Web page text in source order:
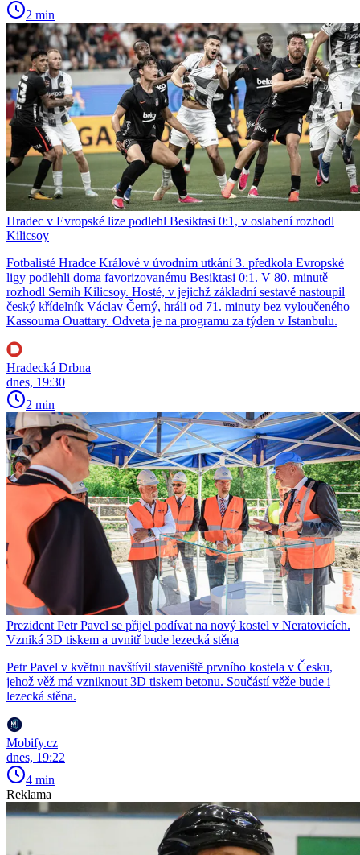
2 min
Hradec v Evropské lize podlehl Besiktasi 0:1, v oslabení rozhodl
Kilicsoy
Fotbalisté Hradce Králové v úvodním utkání 3. předkola Evropské
ligy podlehli doma favorizovanému Besiktasi 0:1. V 80. minutě
rozhodl Semih Kilicsoy. Hosté, v jejichž základní sestavě nastoupil
český křídelník Václav Černý, hráli od 71. minuty bez vyloučeného
Kassouma Ouattary. Odveta je na programu za týden v Istanbulu.
Hradecká Drbna
dnes, 19:30
2 min
Prezident Petr Pavel se přijel podívat na nový kostel v Neratovicích.
Vzniká 3D tiskem a uvnitř bude lezecká stěna
Petr Pavel v květnu navštívil staveniště prvního kostela v Česku,
jehož věž má vzniknout 3D tiskem betonu. Součástí věže bude i
lezecká stěna.
Mobify.cz
dnes, 19:22
4 min
Reklama